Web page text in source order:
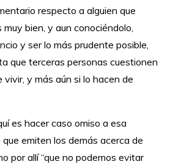
respecto a alguien que
bien, y aun conociéndolo,
y ser lo más prudente posible,
que terceras personas cuestionen
vivir, y más aún si lo hacen de
es hacer caso omiso a esa
emiten los demás acerca de
por allí “que no podemos evitar